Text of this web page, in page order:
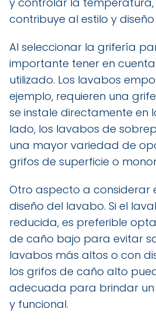
contribuye al estilo y
Al seleccionar la grifería
importante tener en
utilizado. Los lavabos
ejemplo, requieren una
se instale directamente en
lado, los lavabos de
una mayor variedad de
grifos de superficie o
Otro aspecto a considerar
diseño del lavabo. Si el
reducida, es preferible
de caño bajo para evitar
lavabos más altos o con
los grifos de caño alto
adecuada para brindar un
y funcional.